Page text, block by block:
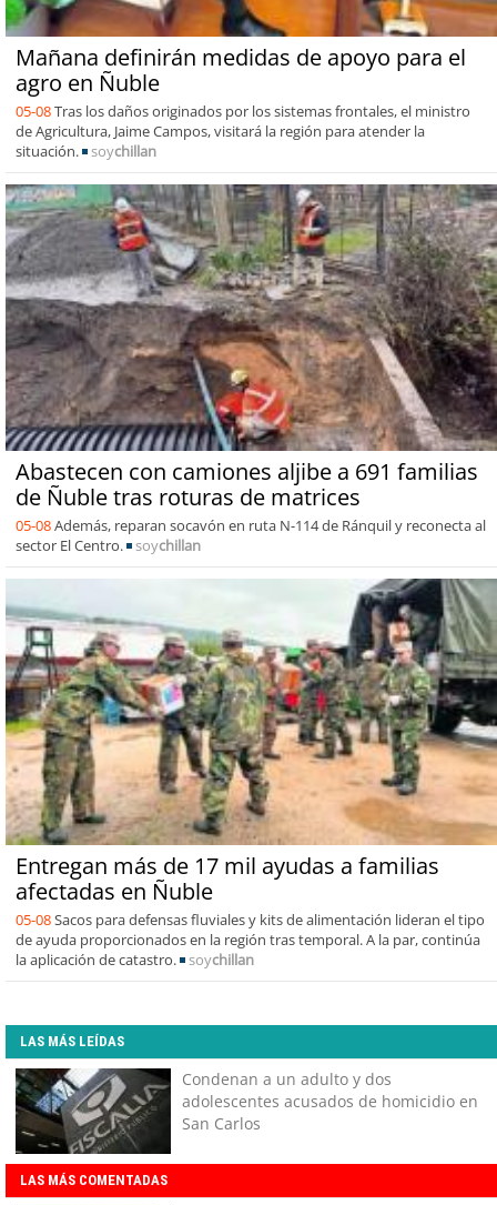
Mañana definirán medidas de apoyo para el
agro en Ñuble
05-08Tras los daños originados por los sistemas frontales, el ministro
de Agricultura, Jaime Campos, visitará la región para atender la
situación.
soychillan
Abastecen con camiones aljibe a 691 familias
de Ñuble tras roturas de matrices
05-08Además, reparan socavón en ruta N-114 de Ránquil y reconecta al
sector El Centro.
soychillan
Entregan más de 17 mil ayudas a familias
afectadas en Ñuble
05-08Sacos para defensas fluviales y kits de alimentación lideran el tipo
de ayuda proporcionados en la región tras temporal. A la par, continúa
la aplicación de catastro.
soychillan
LAS MÁS LEÍDAS
Condenan a un adulto y dos
adolescentes acusados de homicidio en
San Carlos
LAS MÁS COMENTADAS